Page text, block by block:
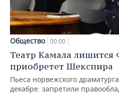
Общество 00:00
Театр Камала лишится
приобретет Шекспира
Пьеса норвежского
декабре: запретили